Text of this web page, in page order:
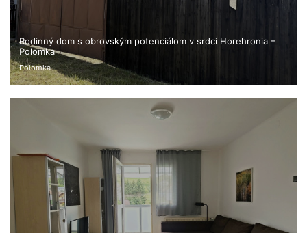
Rodinný dom s obrovským potenciálom v srdci Horehronia –
Polomka
Polomka